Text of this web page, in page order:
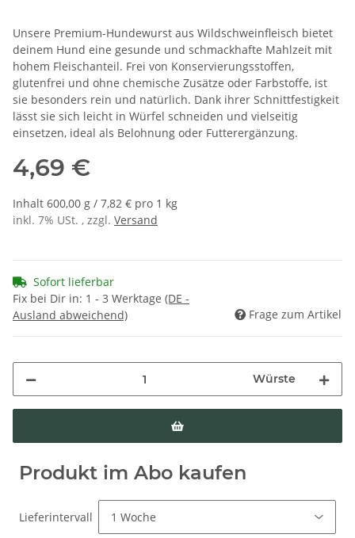
Unsere Premium-Hundewurst aus Wildschweinfleisch bietet
deinem Hund eine gesunde und schmackhafte Mahlzeit mit
hohem Fleischanteil. Frei von Konservierungsstoffen,
glutenfrei und ohne chemische Zusätze oder Farbstoffe, ist
sie besonders rein und natürlich. Dank ihrer Schnittfestigkeit
lässt sie sich leicht in Würfel schneiden und vielseitig
einsetzen, ideal als Belohnung oder Futterergänzung.
4,69 €
Inhalt 600,00 g / 7,82 € pro 1 kg
inkl. 7% USt. , zzgl. Versand
Sofort lieferbar
Fix bei Dir in: 1 - 3 Werktage (DE -
Ausland abweichend)
Frage zum Artikel
Würste
Produkt im Abo kaufen
Lieferintervall